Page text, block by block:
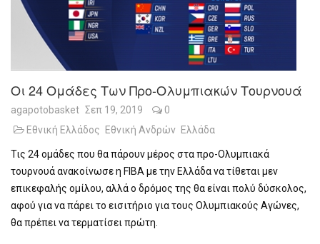
Οι 24 Ομάδες Των Προ-Ολυμπιακών Τουρνουά
agapotobasket Σεπ 19, 2019
0
Εθνική Ελλάδος
Εθνική Ανδρών Ελλάδα
Τις 24 ομάδες που θα πάρουν μέρος στα προ-Ολυμπιακά
τουρνουά ανακοίνωσε η FIBA με την Ελλάδα να τίθεται μεν
επικεφαλής ομίλου, αλλά ο δρόμος της θα είναι πολύ δύσκολος,
αφού για να πάρει το εισιτήριο για τους Ολυμπιακούς Αγώνες,
θα πρέπει να τερματίσει πρώτη.